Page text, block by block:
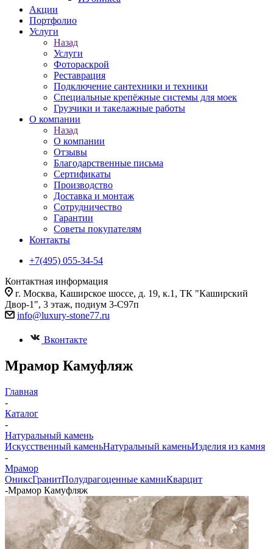
Акции
Портфолио
Услуги
Назад
Услуги
Фотораскрой
Реставрация
Подключение сантехники и техники
Специальные крепёжные системы для моек
Грузчики и такелажные работы
О компании
Назад
О компании
Отзывы
Благодарственные письма
Сертификаты
Производство
Доставка и монтаж
Сотрудничество
Гарантии
Советы покупателям
Контакты
+7(495) 055-34-54
Контактная информация
г. Москва, Каширское шоссе, д. 19, к.1, ТК "Каширский
Двор-1", 3 этаж, подиум 3-С97п
info@luxury-stone77.ru
Вконтакте
Мрамор Камуфляж
Главная
-
Каталог
-
Натуральный камень
Искусственный каменьНатуральный каменьИзделия из камня
-
Мрамор
ОниксГранитПолудрагоценные камниКварцит
-Мрамор Камуфляж